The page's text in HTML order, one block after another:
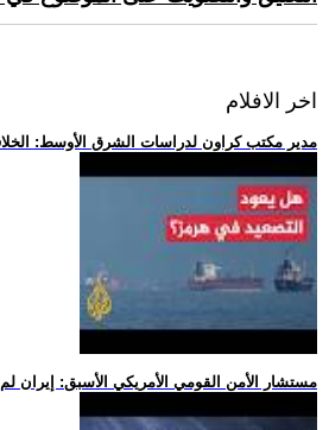
اخر الافلام
.. مدير مكتب كراون لدراسات الشرق الأوسط:
.. مستشار الأمن القومي الأمريكي الأسبق: إيران